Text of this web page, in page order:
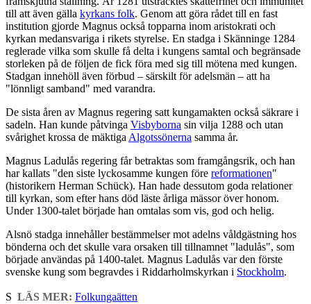
till att även gälla kyrkans folk. Genom att göra rådet till en fast
institution gjorde Magnus också topparna inom aristokrati och
kyrkan medansvariga i rikets styrelse. En stadga i Skänninge 1284
reglerade vilka som skulle få delta i kungens samtal och begränsade
storleken på de följen de fick föra med sig till mötena med kungen.
Stadgan innehöll även förbud – särskilt för adelsmän – att ha
"lönnligt samband" med varandra.
De sista åren av Magnus regering satt kungamakten också säkrare i
sadeln. Han kunde påtvinga Visbyborna sin vilja 1288 och utan
svårighet krossa de mäktiga Algotssönerna samma år.
Magnus Ladulås regering får betraktas som framgångsrik, och han
har kallats "den siste lyckosamme kungen före reformationen"
(historikern Herman Schück). Han hade dessutom goda relationer
till kyrkan, som efter hans död läste årliga mässor över honom.
Under 1300-talet började han omtalas som vis, god och helig.
Alsnö stadga innehåller bestämmelser mot adelns våldgästning hos
bönderna och det skulle vara orsaken till tillnamnet "ladulås", som
började användas på 1400-talet. Magnus Ladulås var den förste
svenske kung som begravdes i Riddarholmskyrkan i Stockholm.
S LÄS MER: Folkungaätten